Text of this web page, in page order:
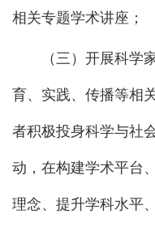
相关专题学术讲座；
（三）开展科学
育、实践、传播等相
者积极投身科学与社
动，在构建学术平台
理念、提升学科水平